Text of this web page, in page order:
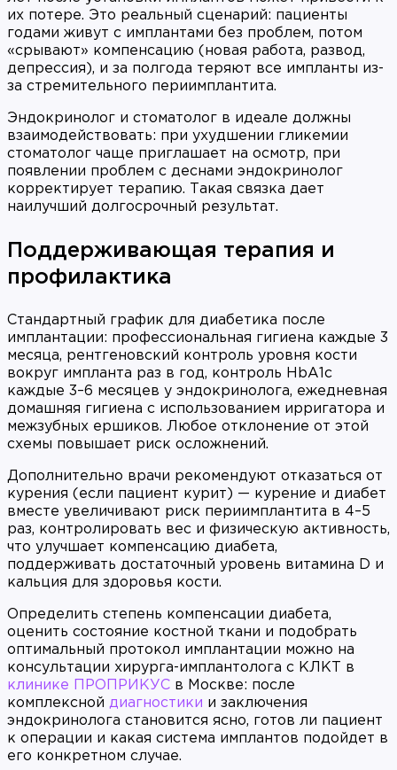
их потере. Это реальный сценарий: пациенты
годами живут с имплантами без проблем, потом
«срывают» компенсацию (новая работа, развод,
депрессия), и за полгода теряют все импланты из-
за стремительного периимплантита.
Эндокринолог и стоматолог в идеале должны
взаимодействовать: при ухудшении гликемии
стоматолог чаще приглашает на осмотр, при
появлении проблем с деснами эндокринолог
корректирует терапию. Такая связка дает
наилучший долгосрочный результат.
Поддерживающая терапия и
профилактика
Стандартный график для диабетика после
имплантации: профессиональная гигиена каждые 3
месяца, рентгеновский контроль уровня кости
вокруг импланта раз в год, контроль HbA1c
каждые 3–6 месяцев у эндокринолога, ежедневная
домашняя гигиена с использованием ирригатора и
межзубных ершиков. Любое отклонение от этой
схемы повышает риск осложнений.
Дополнительно врачи рекомендуют отказаться от
курения (если пациент курит) — курение и диабет
вместе увеличивают риск периимплантита в 4–5
раз, контролировать вес и физическую активность,
что улучшает компенсацию диабета,
поддерживать достаточный уровень витамина D и
кальция для здоровья кости.
Определить степень компенсации диабета,
оценить состояние костной ткани и подобрать
оптимальный протокол имплантации можно на
консультации хирурга-имплантолога с КЛКТ в
клинике ПРОПРИКУС в Москве: после
комплексной диагностики и заключения
эндокринолога становится ясно, готов ли пациент
к операции и какая система имплантов подойдет в
его конкретном случае.